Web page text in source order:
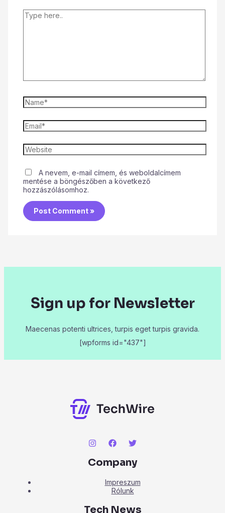
A nevem, e-mail címem, és weboldalcímem
mentése a böngészőben a következő
hozzászólásomhoz.
Sign up for Newsletter
Maecenas potenti ultrices, turpis eget turpis gravida.
[wpforms id="437"]
Company
Impreszum
Rólunk
Tech News